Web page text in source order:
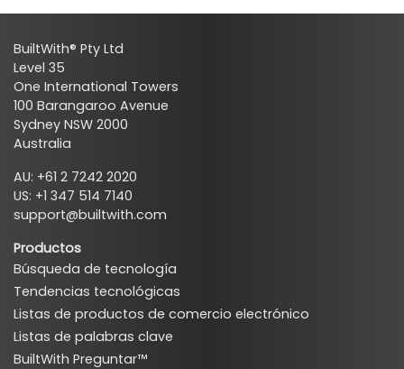
BuiltWith® Pty Ltd
Level 35
One International Towers
100 Barangaroo Avenue
Sydney NSW 2000
Australia
AU: +61 2 7242 2020
US: +1 347 514 7140
support@builtwith.com
Productos
Búsqueda de tecnología
Tendencias tecnológicas
Listas de productos de comercio electrónico
Listas de palabras clave
BuiltWith Preguntar™